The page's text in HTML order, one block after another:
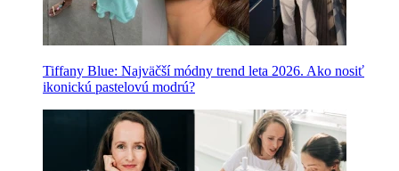
Tiffany Blue: Najväčší módny trend leta 2026. Ako nosiť
ikonickú pastelovú modrú?